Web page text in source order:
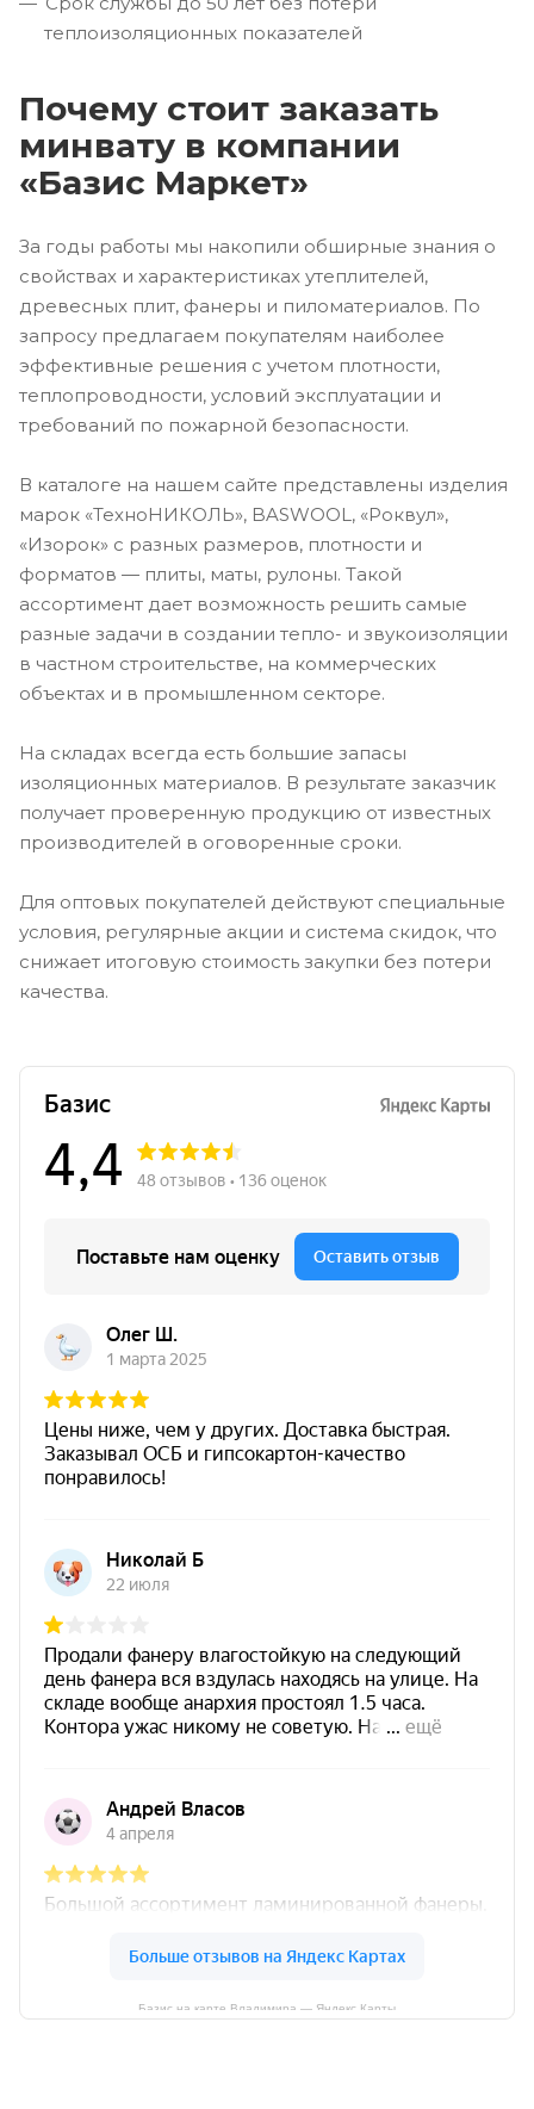
теплоизоляционных показателей
Почему стоит заказать
минвату в компании
«Базис Маркет»
За годы работы мы накопили обширные знания о
свойствах и характеристиках утеплителей,
древесных плит, фанеры и пиломатериалов. По
запросу предлагаем покупателям наиболее
эффективные решения с учетом плотности,
теплопроводности, условий эксплуатации и
требований по пожарной безопасности.
В каталоге на нашем сайте представлены изделия
марок «ТехноНИКОЛЬ», BASWOOL, «Роквул»,
«Изорок» с разных размеров, плотности и
форматов — плиты, маты, рулоны. Такой
ассортимент дает возможность решить самые
разные задачи в создании тепло- и звукоизоляции
в частном строительстве, на коммерческих
объектах и в промышленном секторе.
На складах всегда есть большие запасы
изоляционных материалов. В результате заказчик
получает проверенную продукцию от известных
производителей в оговоренные сроки.
Для оптовых покупателей действуют специальные
условия, регулярные акции и система скидок, что
снижает итоговую стоимость закупки без потери
качества.
Базис на карте Владимира — Яндекс Карты